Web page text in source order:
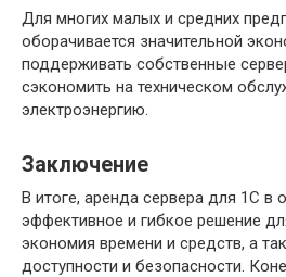
Для многих малых и средних
оборачивается значительной
поддерживать собственные
сэкономить на техническом
электроэнергию.
Заключение
В итоге, аренда сервера для 1С в
эффективное и гибкое решение
экономия времени и средств, а
доступности и безопасности.